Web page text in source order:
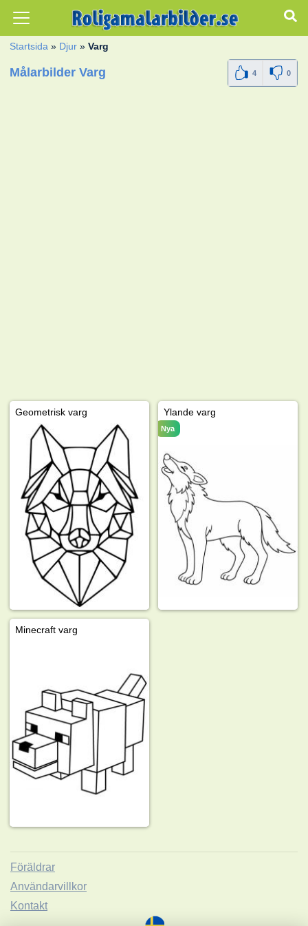
Startsida » Djur »Varg
Målarbilder Varg 4 0
Geometrisk varg Ylande varg
Nya
Minecraft varg
Föräldrar
Användarvillkor
Kontakt